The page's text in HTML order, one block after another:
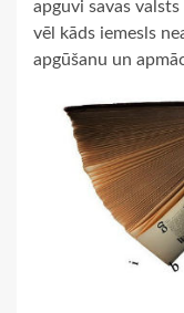
apguvi savas
vēl kāds iemesls
apgūšanu un